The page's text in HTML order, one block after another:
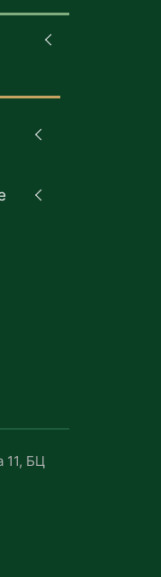
11, БЦ